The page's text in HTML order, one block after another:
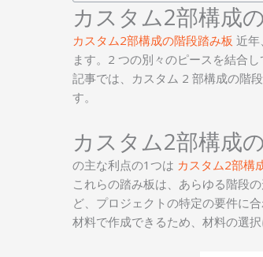
カスタム2部構成
カスタム2部構成の階段踏み板 近年
ます。2 つの別々のピースを結合
記事では、カスタム 2 部構成の階
す。
カスタム2部構成
の主な利点の1つは カスタム2部構
これらの踏み板は、あらゆる階段
ど、プロジェクトの特定の要件に
材料で作成できるため、材料の選